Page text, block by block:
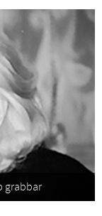
grabbar